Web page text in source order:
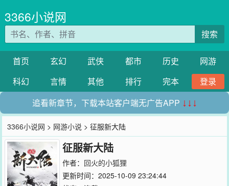
3366小说网
搜索
首页 玄幻 武侠 都市 历史
网游
科幻
言情 其他 排行 完本
登录
追看新章节，下载本站客户端无广告APP ↓↓↓
3366小说网 > 网游小说 > 征服新大陆
征服新大陆
作者： 回火的小狐狸
更新时间：2025-10-09 23:24:44